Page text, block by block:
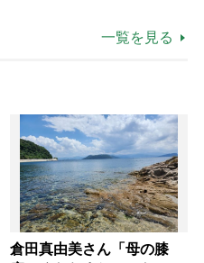
一覧を見る
倉田真由美さん「母の膝